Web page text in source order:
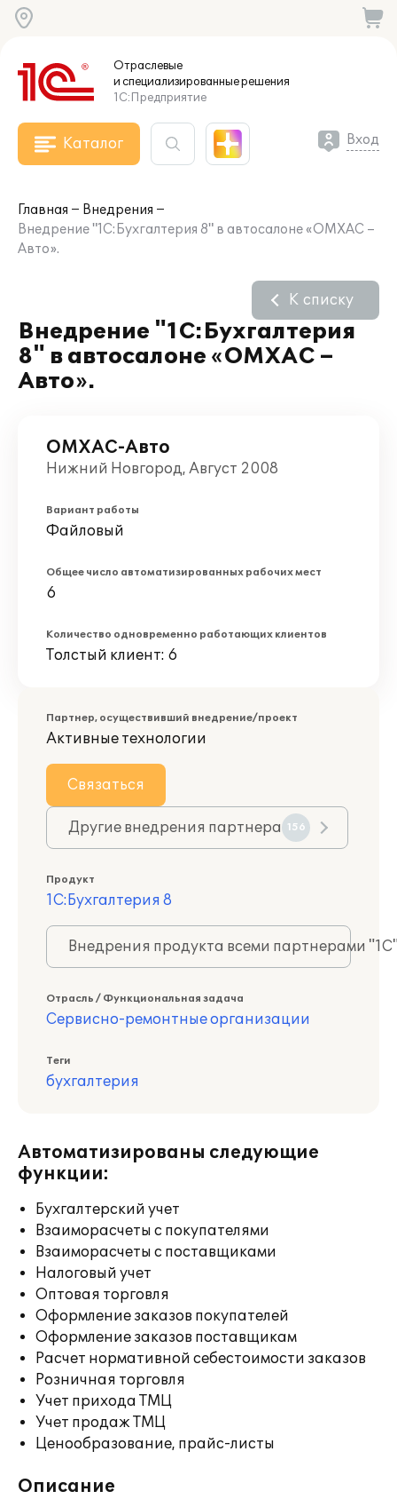
Отраслевые
и специализированныерешения
1С:Предприятие
Каталог Вход
Главная
Внедрения
Внедрение "1С:Бухгалтерия 8" в автосалоне «ОМХАС –
Авто».
Внедрение "1С:Бухгалтерия
8" в автосалоне «ОМХАС –
Авто».
К списку
ОМХАС-Авто
Нижний Новгород, Август 2008
Вариант работы
Файловый
Общее число автоматизированных рабочих мест
6
Количество одновременно работающих клиентов
Толстый клиент: 6
Партнер, осуществивший внедрение/проект
Активные технологии
Связаться
Другие внедрения партнера 156
Продукт
1С:Бухгалтерия 8
Внедрения продукта всеми партнерами
Отрасль / Функциональная задача
Сервисно-ремонтные организации
Теги
бухгалтерия
Автоматизированы следующие
функции:
Бухгалтерский учет
Взаиморасчеты с покупателями
Взаиморасчеты с поставщиками
Налоговый учет
Оптовая торговля
Оформление заказов покупателей
Оформление заказов поставщикам
Расчет нормативной себестоимости заказов
Розничная торговля
Учет прихода ТМЦ
Учет продаж ТМЦ
Ценообразование, прайс-листы
Описание